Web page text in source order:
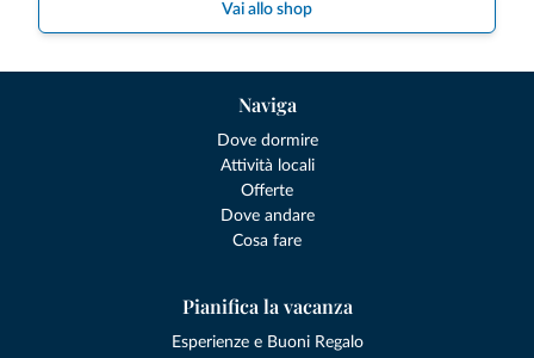
Vai allo shop
Naviga
Dove dormire
Attività locali
Offerte
Dove andare
Cosa fare
Pianifica la vacanza
Esperienze e Buoni Regalo